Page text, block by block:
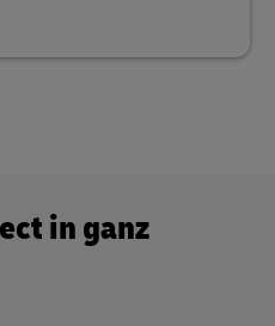
in ganz